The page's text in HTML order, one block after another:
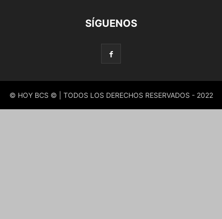
SÍGUENOS
© HOY BCS © | TODOS LOS DERECHOS RESERVADOS - 2022